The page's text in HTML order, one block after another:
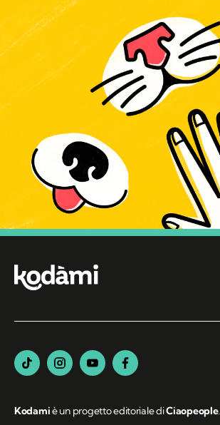
Kodamiè un progetto editoriale diCiaopeople.